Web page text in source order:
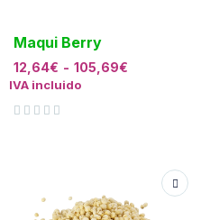
Maqui Berry
12,64€ - 105,69€
IVA incluido